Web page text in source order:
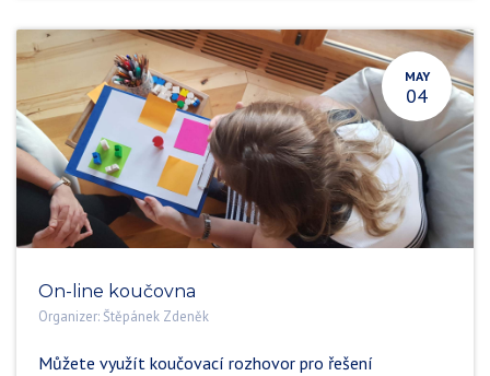
MAY
04
On-line koučovna
Organizer: Štěpánek Zdeněk
Můžete využít koučovací rozhovor pro řešení